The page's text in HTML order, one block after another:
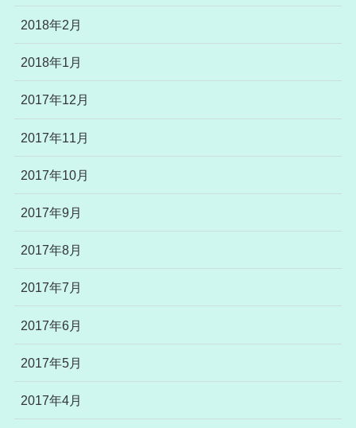
2018年2月
2018年1月
2017年12月
2017年11月
2017年10月
2017年9月
2017年8月
2017年7月
2017年6月
2017年5月
2017年4月